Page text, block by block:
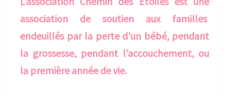
association de soutien aux familles
endeuillés par la perte d’un bébé, pendant
la grossesse, pendant l’accouchement, ou
la première année de vie.